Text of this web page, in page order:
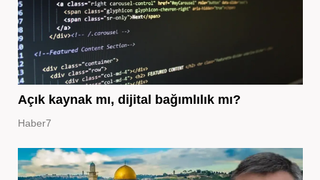
Açık kaynak mı, dijital bağımlılık mı?
Haber7